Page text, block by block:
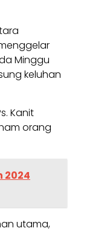
Minggu
keluhan
Kanit
orang
2024
utama,